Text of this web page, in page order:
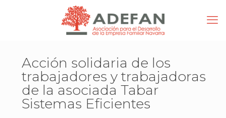
Acción solidaria de los
trabajadores y trabajadoras
de la asociada Tabar
Sistemas Eficientes